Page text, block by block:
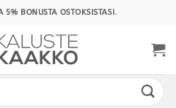
5% BONUSTA OSTOKSISTASI.